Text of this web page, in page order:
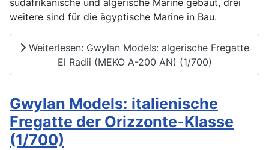
südafrikanische und algerische Marine gebaut, drei
weitere sind für die ägyptische Marine in Bau.
Weiterlesen: Gwylan Models: algerische Fregatte
El Radii (MEKO A-200 AN) (1/700)
Gwylan Models: italienische
Fregatte der Orizzonte-Klasse
(1/700)